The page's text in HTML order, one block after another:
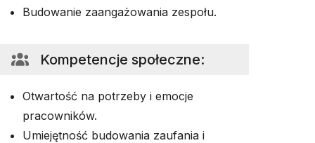
Budowanie zaangażowania zespołu.
Kompetencje społeczne:
Otwartość na potrzeby i emocje
pracowników.
Umiejętność budowania zaufania i